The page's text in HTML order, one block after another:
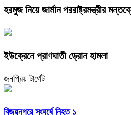
হরমুজ নিয়ে জার্মান পররাষ্ট্রমন্ত্রীর
ইউক্রেনে প্রাণঘাতী ড্রোন হামলা
জনপ্রিয় টার্গেট
বিজয়নগরে সংঘর্ষে নিহত ১